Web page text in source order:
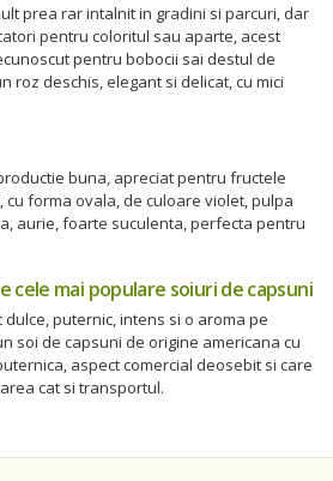
prea rar intalnit in gradini si parcuri, dar
pentru coloritul sau aparte, acest
pentru bobocii sai destul de
roz deschis, elegant si delicat, cu mici
buna, apreciat pentru fructele
cu forma ovala, de culoare violet, pulpa
aurie, foarte suculenta, perfecta pentru
cele mai populare soiuri de capsuni
puternic, intens si o aroma pe
soi de capsuni de origine americana cu
aspect comercial deosebit si care
cat si transportul.